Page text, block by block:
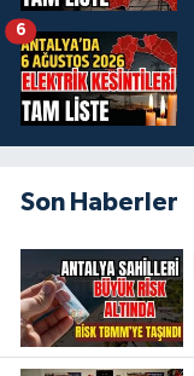
6
Son Haberler